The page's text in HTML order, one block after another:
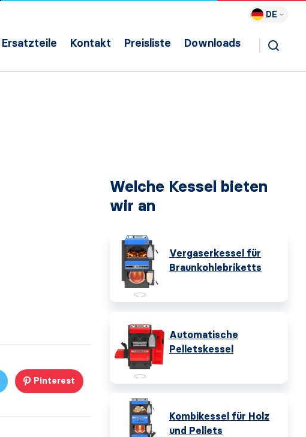
DE
Ersatzteile Kontakt Preisliste Downloads
Pinterest
Welche Kessel bieten
wir an
Vergaserkessel für
Braunkohlebriketts
Automatische
Pelletskessel
Kombikessel für Holz
und Pellets